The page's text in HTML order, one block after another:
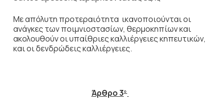
Με απόλυτη προτεραιότητα ικανοποιούνται οι
ανάγκες των ποιμνιοστασίων, θερμοκηπίων και
ακολουθούν οι υπαίθριες καλλιέργειες κηπευτικών,
και οι δενδρώδεις καλλιέργειες.
Άρθρο 3ο